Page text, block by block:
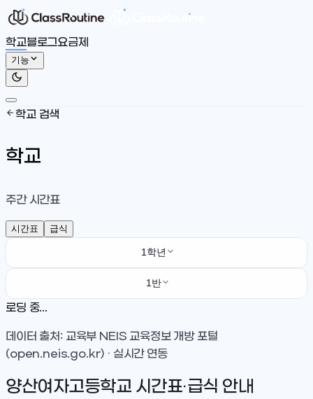
학교블로그요금제
기능
학교 검색
학교
주간 시간표
시간표 급식
1학년
1반
로딩 중...
데이터 출처: 교육부 NEIS 교육정보 개방 포털
(open.neis.go.kr) · 실시간 연동
양산여자고등학교 시간표·급식 안내